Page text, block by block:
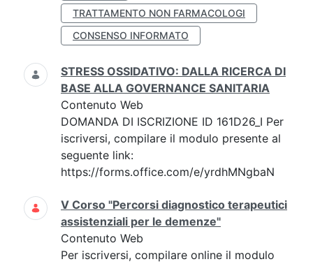
TRATTAMENTO NON FARMACOLOGI
CONSENSO INFORMATO
STRESS OSSIDATIVO: DALLA RICERCA DI
BASE ALLA GOVERNANCE SANITARIA
Contenuto Web
DOMANDA DI ISCRIZIONE ID 161D26_I Per
iscriversi, compilare il modulo presente al
seguente link:
https://forms.office.com/e/yrdhMNgbaN
V Corso "Percorsi diagnostico terapeutici
assistenziali per le demenze"
Contenuto Web
Per iscriversi, compilare online il modulo